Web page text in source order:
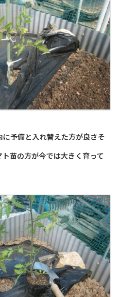
予備と入れ替えた方が良さそ
苗の方が今では大きく育って